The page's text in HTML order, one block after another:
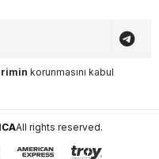
korunmasını kabul
All rights reserved.